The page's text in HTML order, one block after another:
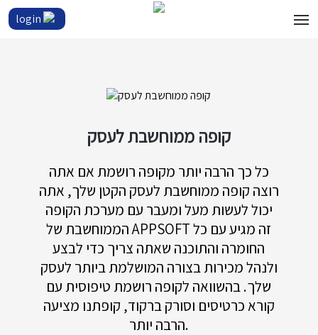
login
קופה ממוחשבת לעסק
כל כך הרבה יותר מקופה רושמת אם אתה
רוצה קופה ממוחשבת לעסק הקטן שלך, אתה
יכול לעשות מעל ומעבר עם מערכת הקופה
הממוחשבת של APPSOFT זה מגיע עם כל
החומרה והתוכנה שאתה צריך כדי לבצע
ולנהל מכירות בצורה המושלמת ביותר לעסק
שלך. בהשוואה לקופה רושמת טיפוסית עם
קורא כרטיסים וסורק ברקוד, קופתנו מציעה
הרבה יותר.